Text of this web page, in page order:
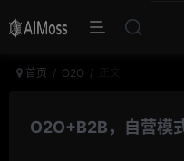
首页 O2O
O2O+B2B，自营模